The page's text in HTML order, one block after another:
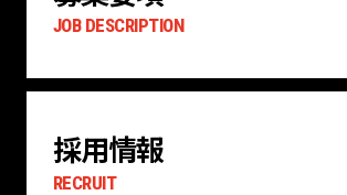
JOB DESCRIPTION
採用情報
RECRUIT